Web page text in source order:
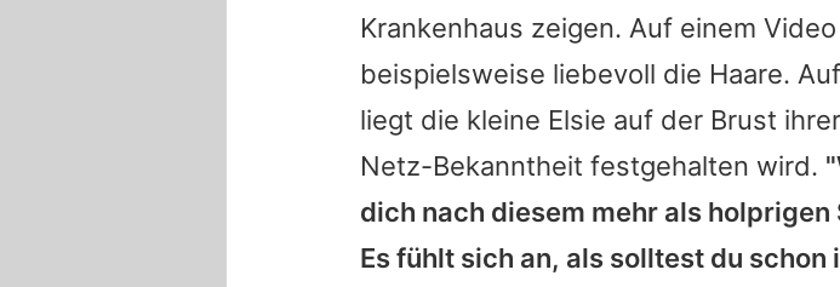
Krankenhaus zeigen. Auf einem
beispielsweise liebevoll die Haare.
liegt die kleine Elsie auf der Brust
Netz-Bekanntheit festgehalten wird.
dich nach diesem mehr als
Es fühlt sich an, als solltest du